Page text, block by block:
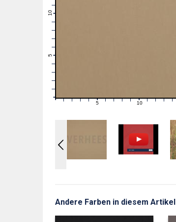
10
11
1 2 3 4 6 7 8 9 11 12 13 14
Andere Farben in diesem Artikel